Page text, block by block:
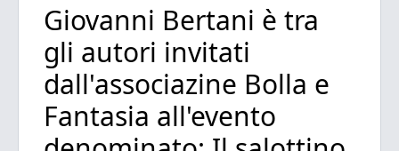
Giovanni Bertani è tra
gli autori invitati
dall'associazine Bolla e
Fantasia all'evento